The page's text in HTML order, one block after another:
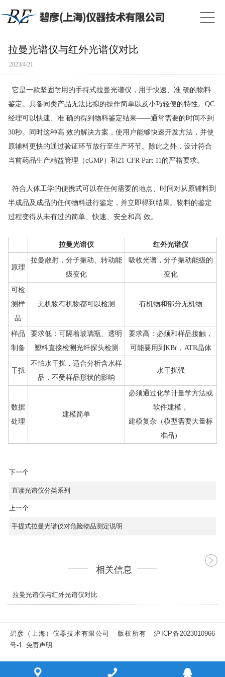
拉曼光谱仪与红外光谱仪对比
2023/4/21
它是一款坚固耐用的手持式拉曼光谱仪，用于快速、准 确的物料
鉴定。具备同类产品无法比拟的操作简单以及小巧轻便的特性。QC
经理可以快速、准 确的得到物料鉴定结果——通常需要的时间不到
30秒。同时这种高 效的解决方案，使用户能够快速开发方法，并使
原辅料更快的通过验证环节放行至生产环节。除此之外，设计符合
当前药品生产精益管理（cGMP）和21 CFR Part 11的严格要求。
符合人体工学的便携式可以在任何需要的地点、时间对从原辅料到
半成品及成品的任何物料进行鉴定，并立即得到结果。物料的鉴定
过程变得从未有过的简单、快速、安全和高 效。
拉曼光谱仪 红外光谱仪
原理
拉曼散射，分子振动、转动能
级变化
吸收光谱，分子振动能级的
变化
可检
测样
品
无机物有机物都可以检测 有机物和部分无机物
样品
制备
要求低：可隔着玻璃瓶、透明
塑料直接检测光纤探头检测
要求高：必须和样品接触，
可能要用到KBr，ATR晶体
干扰
不怕水干扰，适合分析含水样
品，不受样品形状的影响
水干扰强
数据
处理
建模简单
必须通过化学计量学方法或
软件建模，
建模复杂（模型需要大量标
准品）
下一个
直读光谱仪分类系列
上一个
手提式拉曼光谱仪对危险物品测定说明
相关信息
拉曼光谱仪与红外光谱仪对比
碧彦（上海）仪器技术有限公司 版权所有沪ICP备2023010966
号-1
免责声明